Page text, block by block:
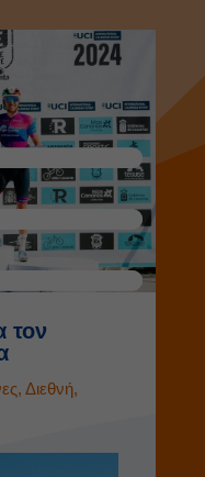
τον
, Διεθνή,